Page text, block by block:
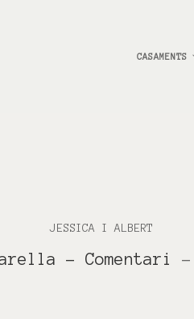
CASAMENTS
JESSICA I ALBERT
- Comentari -